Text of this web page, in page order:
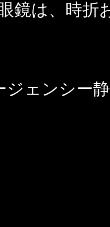
鏡は、時折
ジェンシー